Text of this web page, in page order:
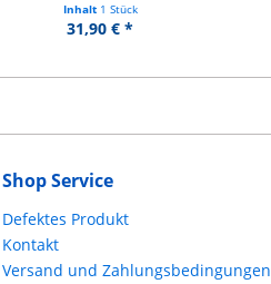
Inhalt 1 Stück
31,90 € *
Shop Service
Defektes Produkt
Kontakt
Versand und Zahlungsbedingungen